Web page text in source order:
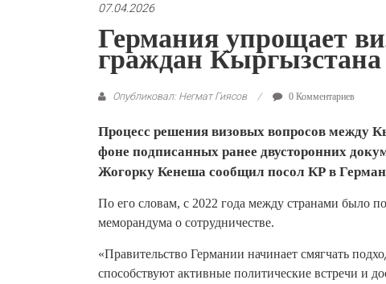
07.04.2026
Германия упрощает
граждан Кыргызстана
Опубликовал: Негмат Гиясов 0 Комментариев
Процесс решения визовых вопросов между
фоне подписанных ранее двусторонних
Жогорку Кенеша сообщил посол КР в
По его словам, с 2022 года между странами было
меморандума о сотрудничестве.
«Правительство Германии начинает смягчать
способствуют активные политические встречи и